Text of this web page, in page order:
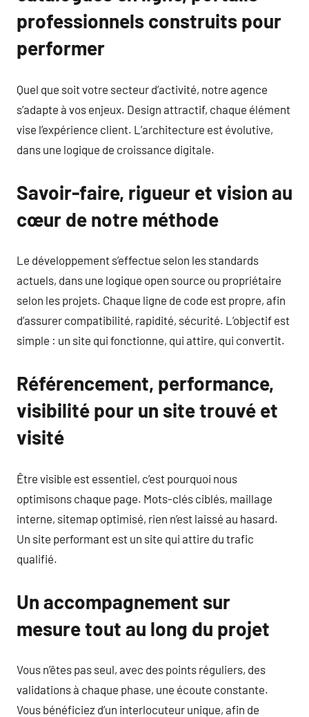
professionnels construits pour
performer
Quel que soit votre secteur d’activité, notre agence
s’adapte à vos enjeux. Design attractif, chaque élément
vise l’expérience client. L’architecture est évolutive,
dans une logique de croissance digitale.
Savoir-faire, rigueur et vision au
cœur de notre méthode
Le développement s’effectue selon les standards
actuels, dans une logique open source ou propriétaire
selon les projets. Chaque ligne de code est propre, afin
d’assurer compatibilité, rapidité, sécurité. L’objectif est
simple : un site qui fonctionne, qui attire, qui convertit.
Référencement, performance,
visibilité pour un site trouvé et
visité
Être visible est essentiel, c’est pourquoi nous
optimisons chaque page. Mots-clés ciblés, maillage
interne, sitemap optimisé, rien n’est laissé au hasard.
Un site performant est un site qui attire du trafic
qualifié.
Un accompagnement sur
mesure tout au long du projet
Vous n’êtes pas seul, avec des points réguliers, des
validations à chaque phase, une écoute constante.
Vous bénéficiez d’un interlocuteur unique, afin de